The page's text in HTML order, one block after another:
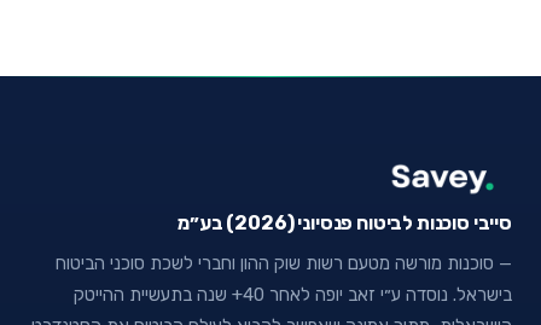
סייבי סוכנות לביטוח פנסיוני (2026) בע״מ
— סוכנות מורשה מטעם רשות שוק ההון וחברי לשכת סוכני הביטוח
בישראל. נוסדה ע״י זאב יופה לאחר 40+ שנה בתעשיית ההייטק